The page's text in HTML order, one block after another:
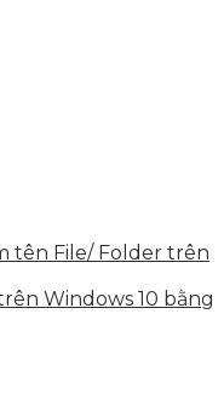
tên File/ Folder trên
Windows 10 bằng